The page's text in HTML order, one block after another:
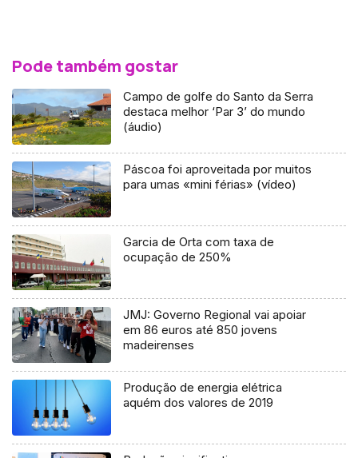
Pode também gostar
Campo de golfe do Santo da Serra
destaca melhor ‘Par 3’ do mundo
(áudio)
Páscoa foi aproveitada por muitos
para umas «mini férias» (vídeo)
Garcia de Orta com taxa de
ocupação de 250%
JMJ: Governo Regional vai apoiar
em 86 euros até 850 jovens
madeirenses
Produção de energia elétrica
aquém dos valores de 2019